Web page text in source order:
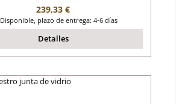
Precio normal:
239,33 €
Disponible, plazo de entrega: 4-6 días
Detalles